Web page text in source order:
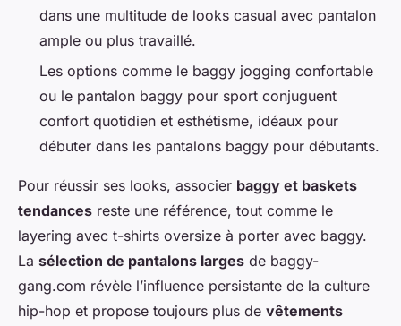
dans une multitude de looks casual avec pantalon
ample ou plus travaillé.
Les options comme le baggy jogging confortable
ou le pantalon baggy pour sport conjuguent
confort quotidien et esthétisme, idéaux pour
débuter dans les pantalons baggy pour débutants.
Pour réussir ses looks, associer baggy et baskets
tendances reste une référence, tout comme le
layering avec t-shirts oversize à porter avec baggy.
La sélection de pantalons larges de baggy-
gang.com révèle l’influence persistante de la culture
hip-hop et propose toujours plus de vêtements